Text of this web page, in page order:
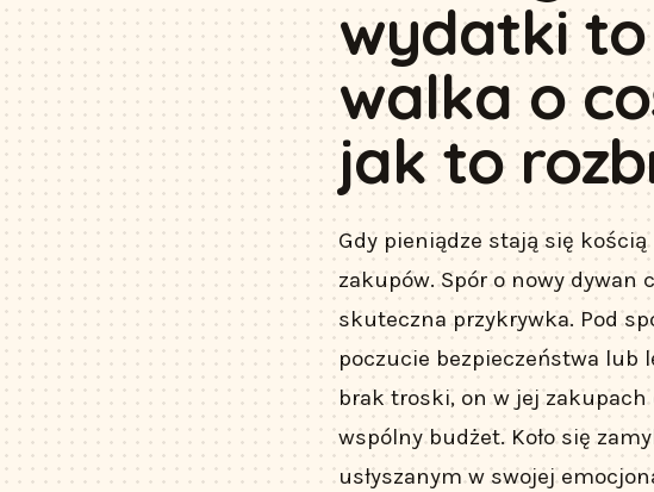
wydatki
walka o
jak to
Gdy pieniądze stają się
zakupów. Spór o nowy dywan
skuteczna przykrywka. Pod
poczucie bezpieczeństwa lub
brak troski, on w jej
wspólny budżet. Koło się
usłyszanym w swojej